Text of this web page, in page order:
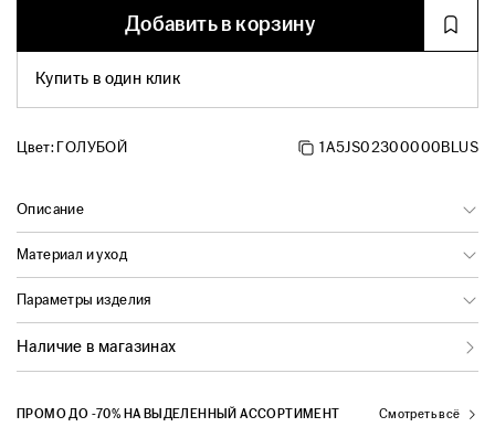
Добавить в корзину
Купить в один клик
Цвет:ГОЛУБОЙ 1A5JS02300000BLUS
Описание
Материал и уход
Параметры изделия
Наличие в магазинах
ПРОМО ДО -70% НА ВЫДЕЛЕННЫЙ АССОРТИМЕНТ Смотреть всё